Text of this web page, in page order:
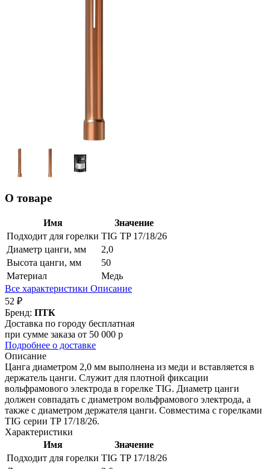
О товаре
Имя
Значение
Подходит для горелки TIG TP 17/18/26
Диаметр цанги, мм
2,0
Высота цанги, мм
50
Материал
Медь
Все характеристики Описание
52 ₽
Бренд: ПТК
Доставка по городу бесплатная
при сумме заказа от 50 000 р
Подробнее о доставке
Описание
Цанга диаметром 2,0 мм выполнена из меди и вставляется в
держатель цанги. Служит для плотной фиксации
вольфрамового электрода в горелке TIG. Диаметр цанги
должен совпадать с диаметром вольфрамового электрода, а
также с диаметром держателя цанги. Совместима с горелками
TIG серии TP 17/18/26.
Характеристики
Имя
Значение
Подходит для горелки TIG TP 17/18/26